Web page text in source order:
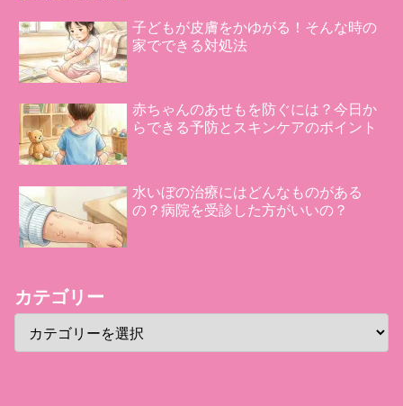
子どもが皮膚をかゆがる！そんな時の
家でできる対処法
赤ちゃんのあせもを防ぐには？今日か
らできる予防とスキンケアのポイント
水いぼの治療にはどんなものがある
の？病院を受診した方がいいの？
カテゴリー